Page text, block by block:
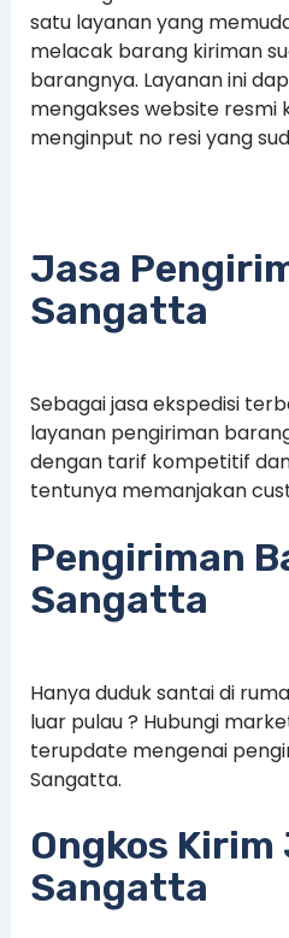
satu layanan yang
melacak barang kiriman
barangnya. Layanan ini
mengakses website resmi
menginput no resi yang
Jasa
Sangatta
Sebagai jasa ekspedisi
layanan pengiriman
dengan tarif kompetitif
tentunya memanjakan
Pengiriman
Sangatta
Hanya duduk santai di
luar pulau ? Hubungi
terupdate mengenai
Sangatta.
Ongkos Kirim
Sangatta